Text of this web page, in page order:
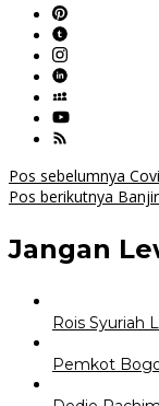
Navigasi
pos
Pos sebelumnya
Pos berikutnya
Jangan
Rois Syuriah
Pemkot